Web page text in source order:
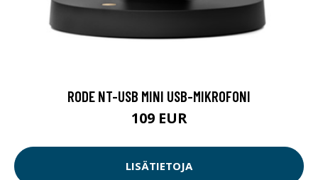
RODE NT-USB MINI USB-MIKROFONI
109 EUR
LISÄTIETOJA